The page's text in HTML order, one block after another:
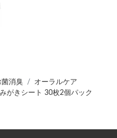
菌消臭
オーラルケア
がきシート 30枚2個パック